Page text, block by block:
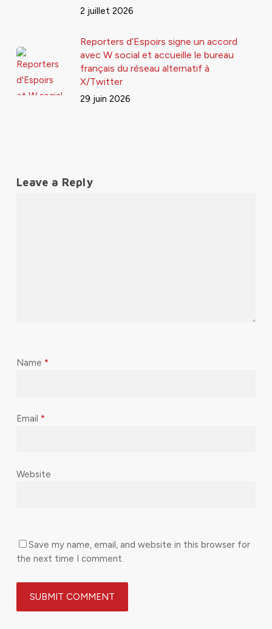
2 juillet 2026
Reporters d’Espoirs signe un accord
avec W social et accueille le bureau
français du réseau alternatif à
X/Twitter
29 juin 2026
Leave a Reply
Name *
Email *
Website
Save my name, email, and website in this browser for
the next time I comment.